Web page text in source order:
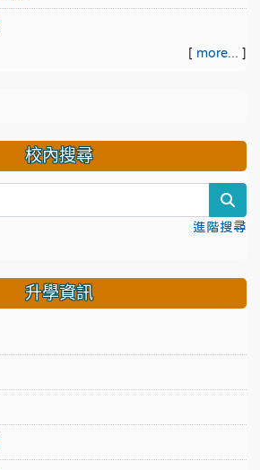
[ more... ]
校內搜尋
進階搜尋
升學資訊